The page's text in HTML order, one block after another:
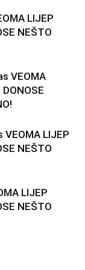
LIJEP
NEŠTO
VEOMA
VEOMA LIJEP
NEŠTO
LIJEP
NEŠTO